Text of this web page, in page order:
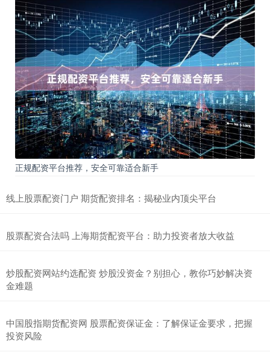
正规配资平台推荐，安全可靠适合新手
线上股票配资门户 期货配资排名：揭秘业内顶尖平台
股票配资合法吗 上海期货配资平台：助力投资者放大收益
炒股配资网站约选配资 炒股没资金？别担心，教你巧妙解决资
金难题
中国股指期货配资网 股票配资保证金：了解保证金要求，把握
投资风险